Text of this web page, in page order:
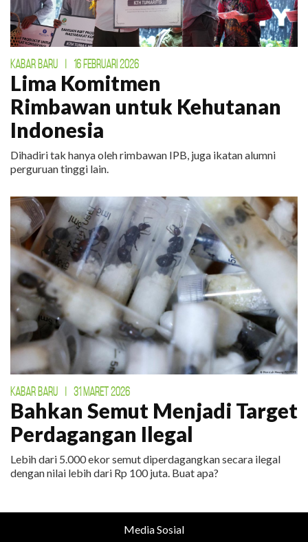
KABAR BARU | 16 FEBRUARI 2026
Lima Komitmen
Rimbawan untuk Kehutanan
Indonesia
Dihadiri tak hanya oleh rimbawan IPB, juga ikatan alumni
perguruan tinggi lain.
KABAR BARU | 31 MARET 2026
Bahkan Semut Menjadi Target
Perdagangan Ilegal
Lebih dari 5.000 ekor semut diperdagangkan secara ilegal
dengan nilai lebih dari Rp 100 juta. Buat apa?
Media Sosial